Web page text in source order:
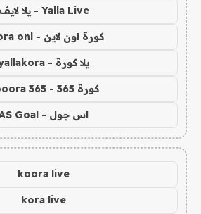
Yalla Live - يلا لايف
كورة اون لاين - koora onl
يلا كورة - yallakora
كورة 365 - kooora 365
اس جول - AS Goal
koora live
kora live